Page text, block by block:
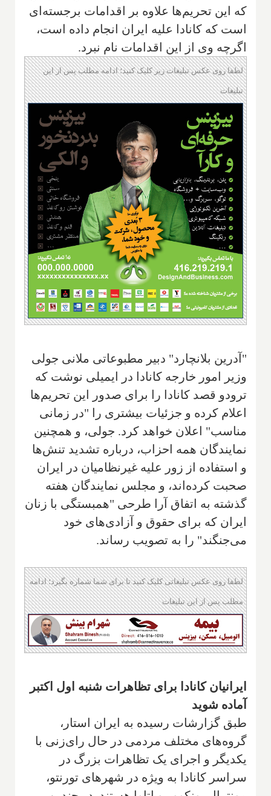
که این تحریم‌ها علاوه بر اقدامات برجسته‌ای
است که کانادا علیه ایران انجام داده است،
اگرچه وی از این اقدامات نام نبرد.
لطفا روی عکس تبلیغات زیر کلیک کنید؛ ادامه مطلب پس از این
تبلیغات
"آدرین بلانچارد" دبیر مطبوعاتی ملانی جولی
وزیر امور خارجه کانادا در ایمیلی نوشت که
ترودو قصد کانادا را برای صدور این تحریم‌ها
اعلام کرده و جزئیات بیشتری را "در زمانی
مناسب" اعلان خواهد کرد. جولی، و همچنین
نمایندگان همه احزاب، درباره تشدید تنش‌ها
و استفاده از زور علیه غیرنظامیان در ایران
صحبت کرده‌اند، و مجلس نمایندگان هفته
گذشته به اتفاق آرا طرحی "همبستگی با زنان
ایران که برای حقوق و آزادی‌های خود
می‌جنگند" را به تصویب رساند.
لطفا روی عکس تبلیغاتی کلیک کنید تا برای شما شماره بگیرد؛ ادامه
مطلب پس از این تبلیغات
ایرانیان کانادا برای تظاهرات شنبه اول اکتبر
آماده شوید
طبق گزارشات رسیده به ایران استار،
گروه‌های مختلف مردمی در حال رای‌زنی با
یکدیگر و اجرای یک تظاهرات بزرگ در
سراسر کانادا به ویژه در شهرهای تورنتو،